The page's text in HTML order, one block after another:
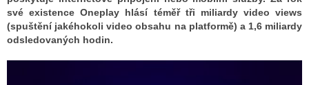
TELEVIZE
TELEVIZÍ
VYSÍLAČE
své existence Oneplay hlásí téměř tři miliardy video views
(spuštění jakéhokoli video obsahu na platformě) a 1,6 miliardy
odsledovaných hodin.